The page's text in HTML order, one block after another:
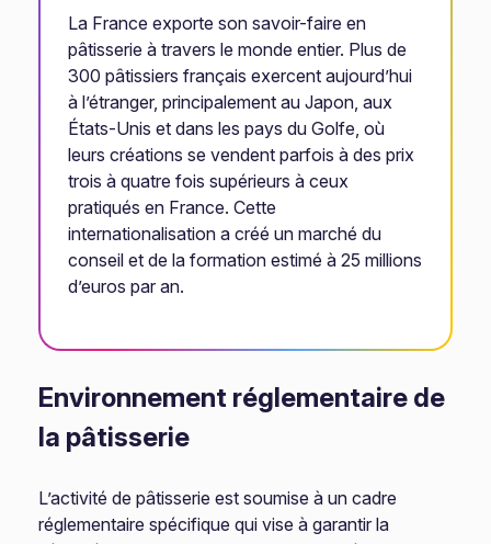
La France exporte son savoir-faire en
pâtisserie à travers le monde entier. Plus de
300 pâtissiers français exercent aujourd’hui
à l’étranger, principalement au Japon, aux
États-Unis et dans les pays du Golfe, où
leurs créations se vendent parfois à des prix
trois à quatre fois supérieurs à ceux
pratiqués en France. Cette
internationalisation a créé un marché du
conseil et de la formation estimé à 25 millions
d’euros par an.
Environnement réglementaire de
la pâtisserie
L’activité de pâtisserie est soumise à un cadre
réglementaire spécifique qui vise à garantir la